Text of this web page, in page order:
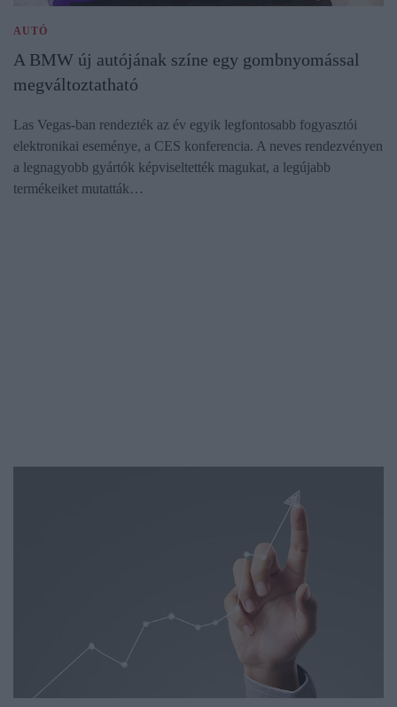
AUTÓ
A BMW új autójának színe egy gombnyomással
megváltoztatható
Las Vegas-ban rendezték az év egyik legfontosabb fogyasztói
elektronikai eseménye, a CES konferencia. A neves rendezvényen
a legnagyobb gyártók képviseltették magukat, a legújabb
termékeiket mutatták…